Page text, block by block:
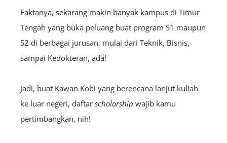
Faktanya, sekarang makin banyak kampus di Timur
Tengah yang buka peluang buat program S1 maupun
S2 di berbagai jurusan, mulai dari Teknik, Bisnis,
sampai Kedokteran, ada!
Jadi, buat Kawan Kobi yang berencana lanjut kuliah
ke luar negeri, daftar scholarship wajib kamu
pertimbangkan, nih!